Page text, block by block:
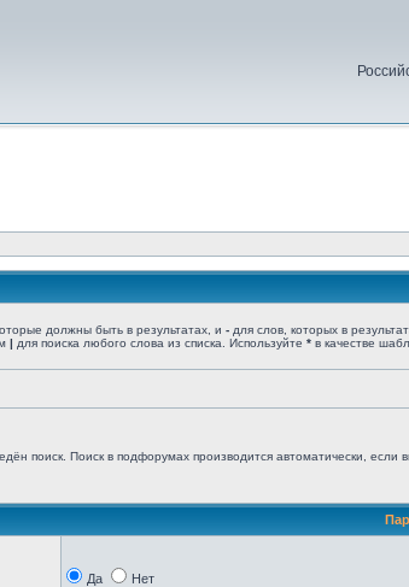
должны быть в результатах, и - для слов, которых в
| для поиска любого слова из списка. Используйте * в качестве
поиск. Поиск в подфорумах производится автоматически, если
Да Нет